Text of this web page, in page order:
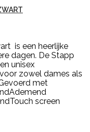
is een heerlijke
dagen. De Stapp
unisex
zowel dames als
met
screen